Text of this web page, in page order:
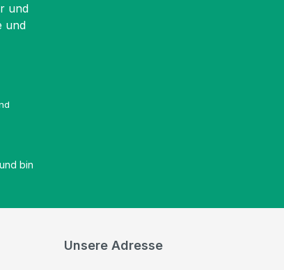
und
und
bin
Unsere Adresse